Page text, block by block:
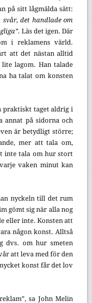
på sitt lågmälda sätt:
svår, det handlade om
Läs det igen. Där
i reklamens värld.
att det nästan alltid
lagom. Han talade
ha talat om konsten
praktiskt taget aldrig i
annat på sidorna och
är betydligt större;
mer att tala om,
inte tala om hur stort
vaken minut kan
nyckeln till det rum
gömt sig när alla nog
eller inte. Konsten att
någon konst. Alltså
dvs. om hur smeten
att leva med för den
konst får det lov
sa John Melin